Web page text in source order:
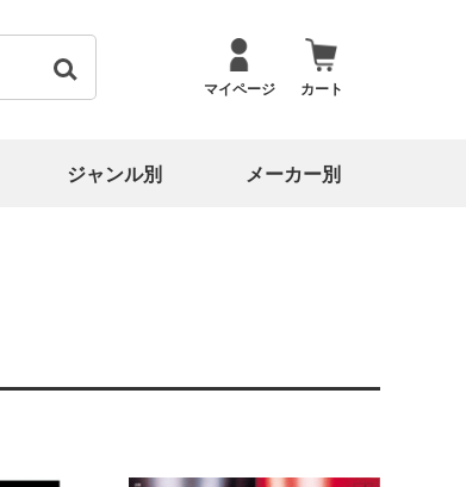
マイページ カート
ジャンル別 メーカー別